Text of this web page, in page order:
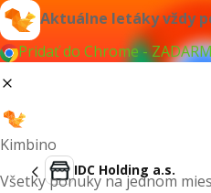
Aktuálne letáky vždy
Pridať do Chrome -
Kimbino
Všetky ponuky na jednom
IDC Holding a.s.